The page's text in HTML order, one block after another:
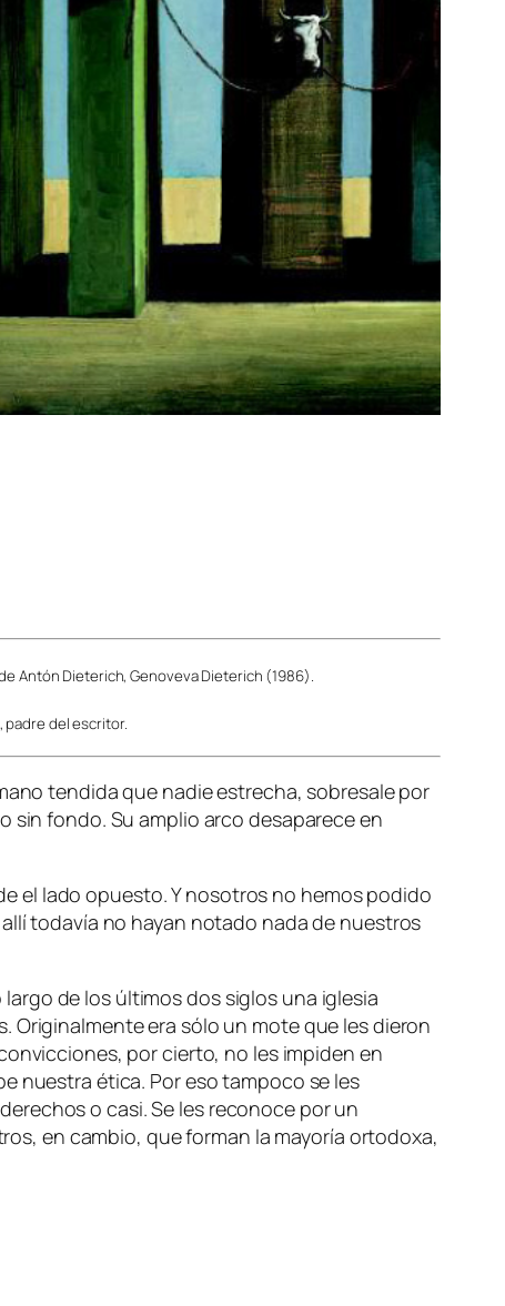
Antón Dieterich, Genoveva Dieterich (1986).
padre del escritor.
tendida que nadie estrecha, sobresale por
sin fondo. Su amplio arco desaparece en
el lado opuesto. Y nosotros no hemos podido
todavía no hayan notado nada de nuestros
de los últimos dos siglos una iglesia
era sólo un mote que les dieron
por cierto, no les impiden en
nuestra ética. Por eso tampoco se les
o casi. Se les reconoce por un
en cambio, que forman la mayoría ortodoxa,